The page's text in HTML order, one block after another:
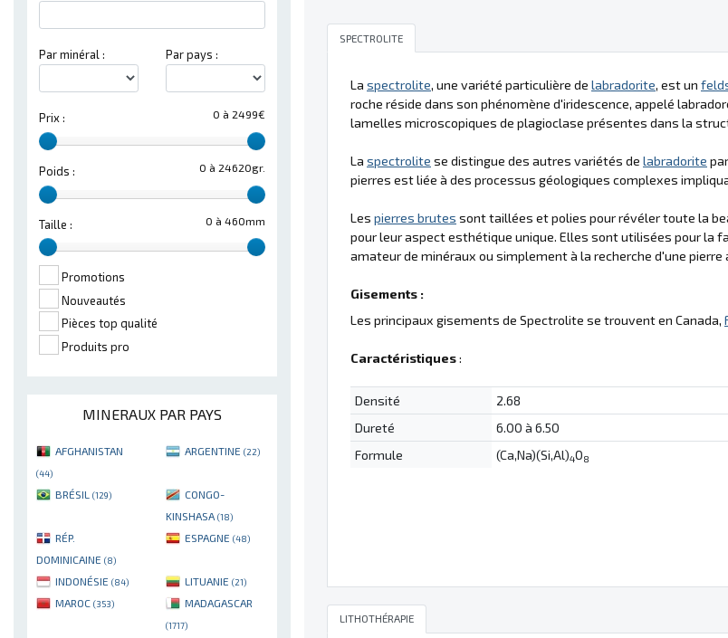
Par minéral : Par pays :
0 à 2499€
Prix :
0 à 24620gr.
Poids :
0 à 460mm
Taille :
Promotions
Nouveautés
Pièces top qualité
Produits pro
MINERAUX PAR PAYS
AFGHANISTAN
(44)
ARGENTINE (22)
BRÉSIL (129)
CONGO-
KINSHASA (18)
RÉP.
DOMINICAINE (8)
ESPAGNE (48)
INDONÉSIE (84) LITUANIE (21)
MAROC (353) MADAGASCAR
(1717)
SPECTROLITE
La spectrolite, une variété particulière de labradorite, est un
roche réside dans son phénomène d'iridescence, appelé
lamelles microscopiques de plagioclase présentes dans la
La spectrolite se distingue des autres variétés de labradorite
pierres est liée à des processus géologiques complexes
Les pierres brutes sont taillées et polies pour révéler toute la
pour leur aspect esthétique unique. Elles sont utilisées pour la
amateur de minéraux ou simplement à la recherche d'une
Gisements :
Les principaux gisements de Spectrolite se trouvent en Canada,
Caractéristiques:
Densité
2.68
Dureté
6.00 à 6.50
Formule
(Ca,Na)(Si,Al)4O8
LITHOTHÉRAPIE